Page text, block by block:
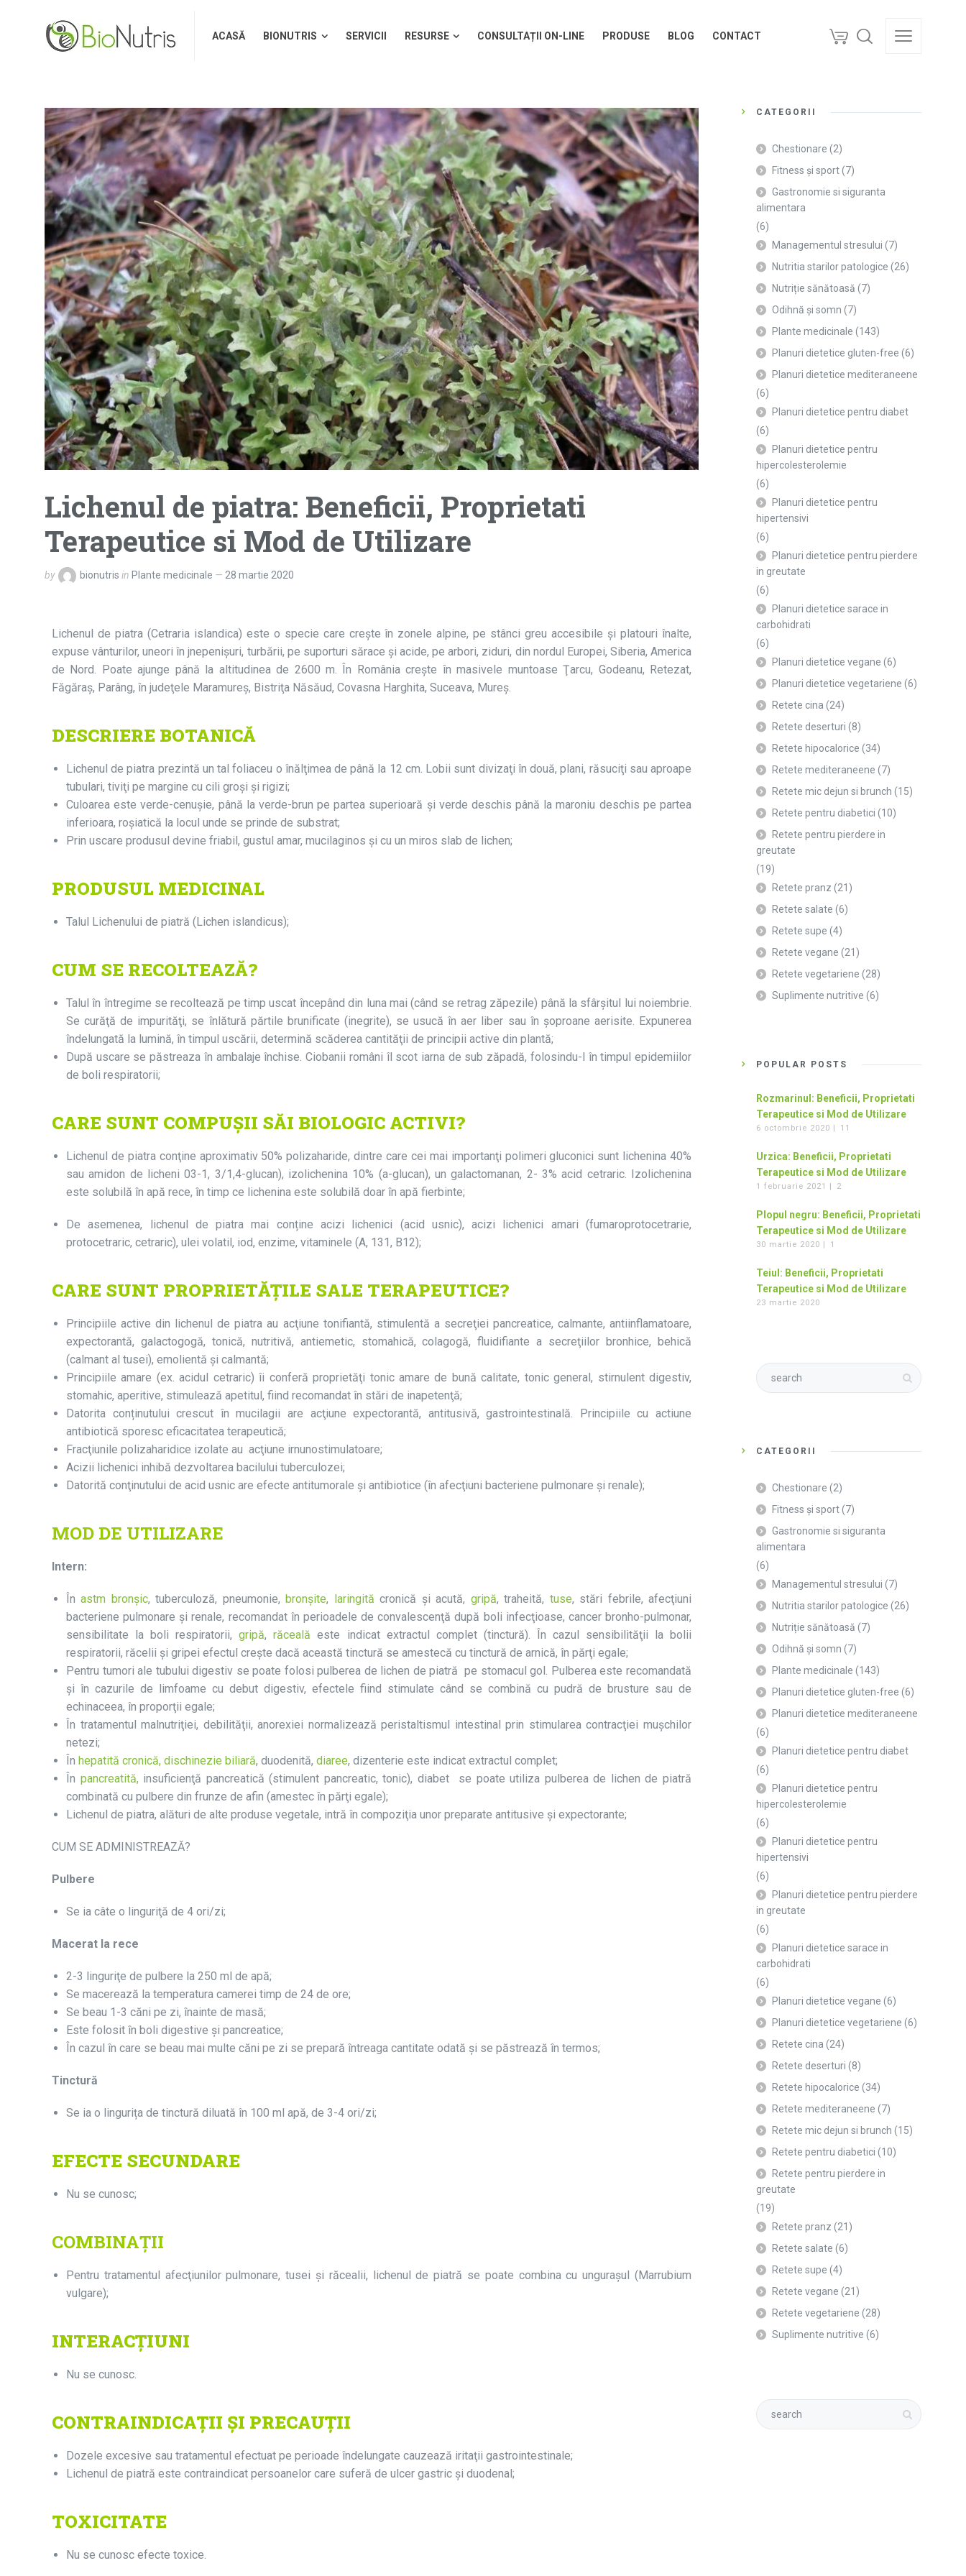
ACASĂ BIONUTRIS SERVICII RESURSE CONSULTAȚII ON-LINE PRODUSE BLOG CONTACT
Lichenul de piatra: Beneficii, Proprietati
Terapeutice si Mod de Utilizare
by bionutris in Plante medicinale 28 martie 2020
Lichenul de piatra (Cetraria islandica) este o specie care creşte în zonele alpine, pe stânci greu accesibile şi platouri înalte,
expuse vânturilor, uneori în jnepenişuri, turbării, pe suporturi sărace şi acide, pe arbori, ziduri, din nordul Europei, Siberia, America
de Nord. Poate ajunge până la altitudinea de 2600 m. În România creşte în masivele muntoase Ţarcu, Godeanu, Retezat,
Făgăraş, Parâng, în judeţele Maramureş, Bistriţa Năsăud, Covasna Harghita, Suceava, Mureş.
DESCRIERE BOTANICĂ
Lichenul de piatra prezintă un tal foliaceu o înălţimea de până la 12 cm. Lobii sunt divizaţi în două, plani, răsuciţi sau aproape
tubulari, tiviţi pe margine cu cili groşi şi rigizi;
Culoarea este verde-cenuşie, până la verde-brun pe partea superioară şi verde deschis până la maroniu deschis pe partea
inferioara, roşiatică la locul unde se prinde de substrat;
Prin uscare produsul devine friabil, gustul amar, mucilaginos şi cu un miros slab de lichen;
PRODUSUL MEDICINAL
Talul Lichenului de piatră (Lichen islandicus);
CUM SE RECOLTEAZĂ?
Talul în întregime se recoltează pe timp uscat începând din luna mai (când se retrag zăpezile) până la sfârşitul lui noiembrie.
Se curăţă de impurităţi, se înlătură părtile brunificate (inegrite), se usucă în aer liber sau în şoproane aerisite. Expunerea
îndelungată la lumină, în timpul uscării, determină scăderea cantităţii de principii active din plantă;
După uscare se păstreaza în ambalaje închise. Ciobanii români îl scot iarna de sub zăpadă, folosindu-l în timpul epidemiilor
de boli respiratorii;
CARE SUNT COMPUȘII SĂI BIOLOGIC ACTIVI?
Lichenul de piatra conţine aproximativ 50% polizaharide, dintre care cei mai importanţi polimeri gluconici sunt lichenina 40%
sau amidon de licheni 03-1, 3/1,4-glucan), izolichenina 10% (a-glucan), un galactomanan, 2- 3% acid cetraric. Izolichenina
este solubilă în apă rece, în timp ce lichenina este solubilă doar în apă fierbinte;
De asemenea, lichenul de piatra mai conține acizi lichenici (acid usnic), acizi lichenici amari (fumaroprotocetrarie,
protocetraric, cetraric), ulei volatil, iod, enzime, vitaminele (A, 131, B12);
CARE SUNT PROPRIETĂȚILE SALE TERAPEUTICE?
Principiile active din lichenul de piatra au acţiune tonifiantă, stimulentă a secreţiei pancreatice, calmante, antiinflamatoare,
expectorantă, galactogogă, tonică, nutritivă, antiemetic, stomahică, colagogă, fluidifiante a secreţiilor bronhice, behică
(calmant al tusei), emolientă și calmantă;
Principiile amare (ex. acidul cetraric) îi conferă proprietăţi tonic amare de bună calitate, tonic general, stirnulent digestiv,
stomahic, aperitive, stimulează apetitul, fiind recomandat în stări de inapetenţă;
Datorita conținutului crescut în mucilagii are acţiune expectorantă, antitusivă, gastrointestinală. Principiile cu actiune
antibiotică sporesc eficacitatea terapeutică;
Fracţiunile polizaharidice izolate au acţiune irnunostimulatoare;
Acizii lichenici inhibă dezvoltarea bacilului tuberculozei;
Datorită conţinutului de acid usnic are efecte antitumorale și antibiotice (în afecţiuni bacteriene pulmonare şi renale);
MOD DE UTILIZARE
Intern:
Înastm bronşic, tuberculoză, pneumonie, bronşite, laringită cronică şi acută, gripă, traheită, tuse, stări febrile, afecţiuni
bacteriene pulmonare şi renale, recomandat în perioadele de convalescenţă după boli infecţioase, cancer bronho-pulmonar,
sensibilitate la boli respiratorii,gripă,răcealăeste indicat extractul complet (tinctură). În cazul sensibilităţii la bolii
respiratorii, răcelii şi gripei efectul creşte dacă această tinctură se amestecă cu tinctură de arnică, în părţi egale;
Pentru tumori ale tubului digestiv se poate folosi pulberea de lichen de piatră pe stomacul gol. Pulberea este recomandată
și în cazurile de limfoame cu debut digestiv, efectele fiind stimulate când se combină cu pudră de brusture sau de
echinaceea, în proporţii egale;
În tratamentul malnutriţiei, debilităţii, anorexiei normalizează peristaltismul intestinal prin stimularea contracţiei muşchilor
netezi;
În hepatită cronică, dischinezie biliară, duodenită, diaree, dizenterie este indicat extractul complet;
În pancreatită,insuficienţă pancreatică (stimulent pancreatic, tonic), diabet se poate utiliza pulberea de lichen de piatră
combinată cu pulbere din frunze de afin (amestec în părţi egale);
Lichenul de piatra, alături de alte produse vegetale, intră în compoziţia unor preparate antitusive şi expectorante;
CUM SE ADMINISTREAZĂ?
Pulbere
Se ia câte o linguriţă de 4 ori/zi;
Macerat la rece
2-3 linguriţe de pulbere la 250 ml de apă;
Se macerează la temperatura camerei timp de 24 de ore;
Se beau 1-3 căni pe zi, înainte de masă;
Este folosit în boli digestive şi pancreatice;
În cazul în care se beau mai multe căni pe zi se prepară întreaga cantitate odată şi se păstrează în termos;
Tinctură
Se ia o lingurița de tinctură diluată în 100 ml apă, de 3-4 ori/zi;
EFECTE SECUNDARE
Nu se cunosc;
COMBINAȚII
Pentru tratamentul afecţiunilor pulmonare, tusei și răcealii, lichenul de piatră se poate combina cu unguraşul (Marrubium
vulgare);
INTERACȚIUNI
Nu se cunosc.
CONTRAINDICAŢII ŞI PRECAUŢII
Dozele excesive sau tratamentul efectuat pe perioade îndelungate cauzează iritaţii gastrointestinale;
Lichenul de piatră este contraindicat persoanelor care suferă de ulcer gastric şi duodenal;
TOXICITATE
Nu se cunosc efecte toxice.
CATEGORII
Chestionare (2)
Fitness și sport(7)
Gastronomie si siguranta
alimentara
(6)
Managementul stresului (7)
Nutritia starilor patologice (26)
Nutriție sănătoasă (7)
Odihnă și somn (7)
Plante medicinale (143)
Planuri dietetice gluten-free (6)
Planuri dietetice mediteraneene
(6)
Planuri dietetice pentru diabet
(6)
Planuri dietetice pentru
hipercolesterolemie
(6)
Planuri dietetice pentru
hipertensivi
(6)
Planuri dietetice pentru pierdere
in greutate
(6)
Planuri dietetice sarace in
carbohidrati
(6)
Planuri dietetice vegane (6)
Planuri dietetice vegetariene (6)
Retete cina (24)
Retete deserturi (8)
Retete hipocalorice (34)
Retete mediteraneene (7)
Retete mic dejun si brunch (15)
Retete pentru diabetici (10)
Retete pentru pierdere in
greutate
(19)
Retete pranz (21)
Retete salate (6)
Retete supe (4)
Retete vegane (21)
Retete vegetariene (28)
Suplimente nutritive (6)
POPULAR POSTS
Rozmarinul: Beneficii, Proprietati
Terapeutice si Mod de Utilizare
6 octombrie 2020 | 11
Urzica: Beneficii, Proprietati
Terapeutice si Mod de Utilizare
1 februarie 2021 | 2
Plopul negru: Beneficii, Proprietati
Terapeutice si Mod de Utilizare
30 martie 2020 | 1
Teiul: Beneficii, Proprietati
Terapeutice si Mod de Utilizare
23 martie 2020
CATEGORII
Chestionare (2)
Fitness și sport(7)
Gastronomie si siguranta
alimentara
(6)
Managementul stresului (7)
Nutritia starilor patologice (26)
Nutriție sănătoasă (7)
Odihnă și somn (7)
Plante medicinale (143)
Planuri dietetice gluten-free (6)
Planuri dietetice mediteraneene
(6)
Planuri dietetice pentru diabet
(6)
Planuri dietetice pentru
hipercolesterolemie
(6)
Planuri dietetice pentru
hipertensivi
(6)
Planuri dietetice pentru pierdere
in greutate
(6)
Planuri dietetice sarace in
carbohidrati
(6)
Planuri dietetice vegane (6)
Planuri dietetice vegetariene (6)
Retete cina (24)
Retete deserturi (8)
Retete hipocalorice (34)
Retete mediteraneene (7)
Retete mic dejun si brunch (15)
Retete pentru diabetici (10)
Retete pentru pierdere in
greutate
(19)
Retete pranz (21)
Retete salate (6)
Retete supe (4)
Retete vegane (21)
Retete vegetariene (28)
Suplimente nutritive (6)